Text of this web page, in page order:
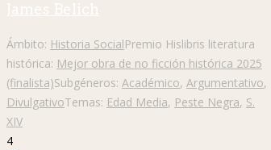
James Belich
Ámbito: Historia SocialPremio Hislibris literatura
histórica: Mejor obra de no ficción histórica 2025
(finalista)Subgéneros: Académico, Argumentativo,
DivulgativoTemas: Edad Media, Peste Negra, S.
XIV
4